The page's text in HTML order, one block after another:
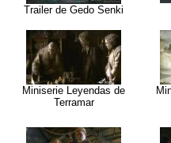
Trailer de Gedo Senki
Miniserie Leyendas de
Terramar